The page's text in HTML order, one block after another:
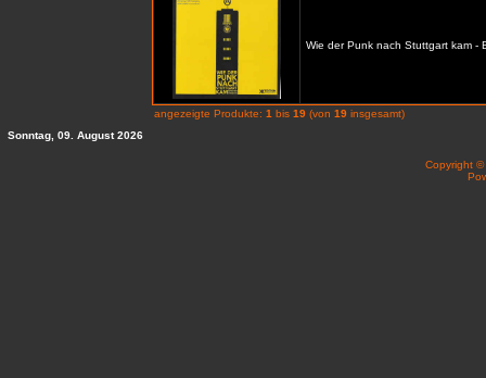
Wie der Punk nach Stuttgart kam -
angezeigte Produkte: 1 bis 19 (von 19 insgesamt)
Sonntag, 09. August 2026
Copyright